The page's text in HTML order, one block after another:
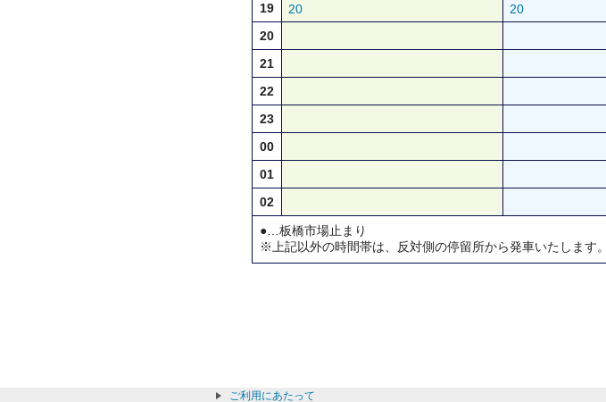
19
20 20
20
21
22
23
00
01
02
●…板橋市場止まり
※上記以外の時間帯は、反対側の停留所から発車いたします。
ご利用にあたって